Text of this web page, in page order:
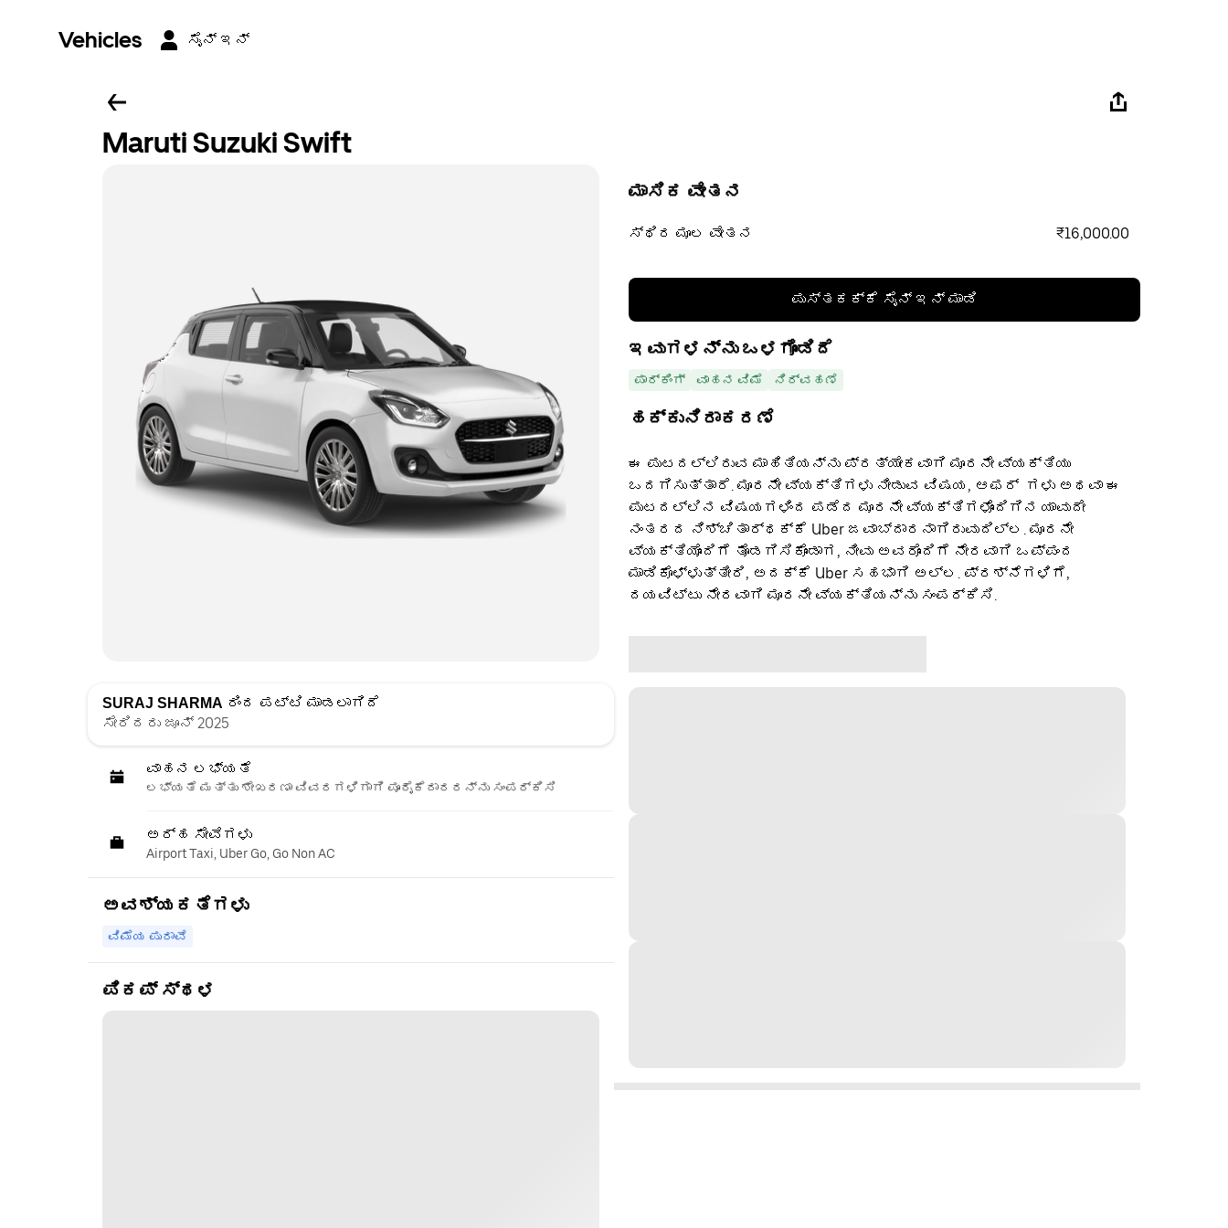
Vehicles ಸೈನ್ ಇನ್
Maruti Suzuki Swift
SURAJ SHARMA ರಿಂದ ಪಟ್ಟಿ ಮಾಡಲಾಗಿದೆ
ಸೇರಿದರು ಜೂನ್ 2025
ವಾಹನ ಲಭ್ಯತೆ
ಲಭ್ಯತೆ ಮತ್ತು ಶೇಖರಣಾ ವಿವರಗಳಿಗಾಗಿ ಪೂರೈಕೆದಾರರನ್ನು ಸಂಪರ್ಕಿಸಿ
ಅರ್ಹ ಸೇವೆಗಳು
Airport Taxi, Uber Go, Go Non AC
ಅವಶ್ಯಕತೆಗಳು
ವಿಮೆಯ ಪುರಾವೆ
ಪಿಕಪ್ ಸ್ಥಳ
ಮಾಸಿಕ ವೇತನ
ಸ್ಥಿರ ಮೂಲ ವೇತನ ₹16,000.00
ಪುಸ್ತಕಕ್ಕೆ ಸೈನ್ ಇನ್ ಮಾಡಿ
ಇವುಗಳನ್ನು ಒಳಗೊಂಡಿದೆ
ಪಾರ್ಕಿಂಗ್ ವಾಹನ ವಿಮೆ ನಿರ್ವಹಣೆ
ಹಕ್ಕುನಿರಾಕರಣೆ
ಈ ಪುಟದಲ್ಲಿರುವ ಮಾಹಿತಿಯನ್ನು ಪ್ರತ್ಯೇಕವಾಗಿ ಮೂರನೇ ವ್ಯಕ್ತಿಯು
ಒದಗಿಸುತ್ತಾರೆ. ಮೂರನೇ ವ್ಯಕ್ತಿಗಳು ನೀಡುವ ವಿಷಯ, ಆಫರ್ ‌ ಗಳು ಅಥವಾ ಈ
ಪುಟದಲ್ಲಿನ ವಿಷಯಗಳಿಂದ ಪಡೆದ ಮೂರನೇ ವ್ಯಕ್ತಿಗಳೊಂದಿಗಿನ ಯಾವುದೇ
ನಂತರದ ನಿಶ್ಚಿತಾರ್ಥಕ್ಕೆ Uber ಜವಾಬ್ದಾರನಾಗಿರುವುದಿಲ್ಲ. ಮೂರನೇ
ವ್ಯಕ್ತಿಯೊಂದಿಗೆ ತೊಡಗಿಸಿಕೊಂಡಾಗ, ನೀವು ಅವರೊಂದಿಗೆ ನೇರವಾಗಿ ಒಪ್ಪಂದ
ಮಾಡಿಕೊಳ್ಳುತ್ತೀರಿ, ಅದಕ್ಕೆ Uber ಸಹಭಾಗಿ ಅಲ್ಲ. ಪ್ರಶ್ನೆಗಳಿಗೆ,
ದಯವಿಟ್ಟು ನೇರವಾಗಿ ಮೂರನೇ ವ್ಯಕ್ತಿಯನ್ನು ಸಂಪರ್ಕಿಸಿ.